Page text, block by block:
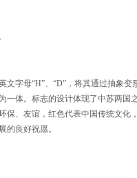
文字母“H”、“D”，将其通过抽象
一体。标志的设计体现了中苏两国
保、友谊，红色代表中国传统文化
的良好祝愿。